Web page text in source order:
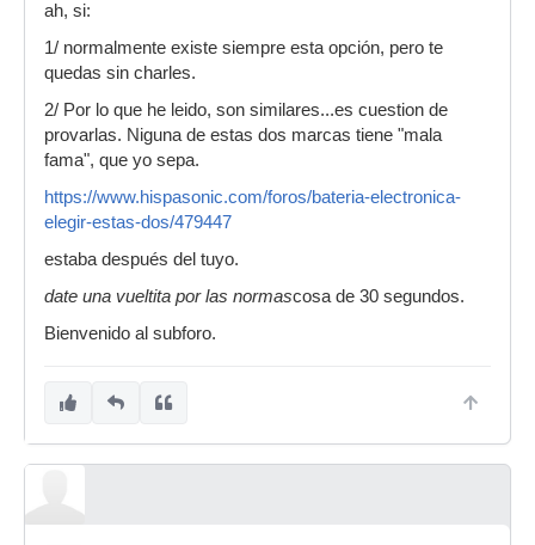
ah, si:
1/ normalmente existe siempre esta opción, pero te
quedas sin charles.
2/ Por lo que he leido, son similares...es cuestion de
provarlas. Niguna de estas dos marcas tiene "mala
fama", que yo sepa.
https://www.hispasonic.com/foros/bateria-electronica-
elegir-estas-dos/479447
estaba después del tuyo.
date una vueltita por las normascosa de 30 segundos.
Bienvenido al subforo.